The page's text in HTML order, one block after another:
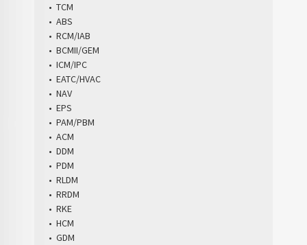
• TCM
• ABS
• RCM/IAB
• BCMII/GEM
• ICM/IPC
• EATC/HVAC
• NAV
• EPS
• PAM/PBM
• ACM
• DDM
• PDM
• RLDM
• RRDM
• RKE
• HCM
• GDM